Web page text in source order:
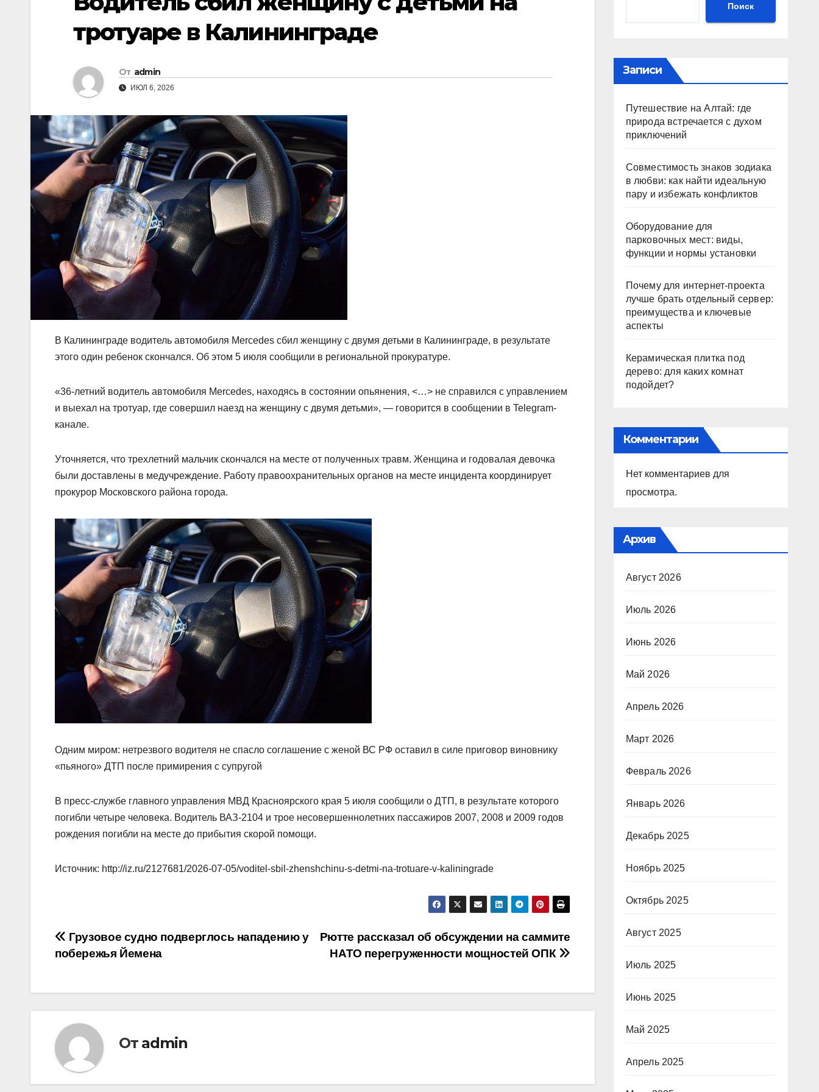
тротуаре в Калининграде
От admin
ИЮЛ 6, 2026
В Калининграде водитель автомобиля Mercedes сбил женщину с двумя детьми в Калининграде, в результате
этого один ребенок скончался. Об этом 5 июля сообщили в региональной прокуратуре.
«36-летний водитель автомобиля Mercedes, находясь в состоянии опьянения, <…> не справился с управлением
и выехал на тротуар, где совершил наезд на женщину с двумя детьми», — говорится в сообщении в Telegram-
канале.
Уточняется, что трехлетний мальчик скончался на месте от полученных травм. Женщина и годовалая девочка
были доставлены в медучреждение. Работу правоохранительных органов на месте инцидента координирует
прокурор Московского района города.
Одним миром: нетрезвого водителя не спасло соглашение с женой ВС РФ оставил в силе приговор виновнику
«пьяного» ДТП после примирения с супругой
В пресс-службе главного управления МВД Красноярского края 5 июля сообщили о ДТП, в результате которого
погибли четыре человека. Водитель ВАЗ-2104 и трое несовершеннолетних пассажиров 2007, 2008 и 2009 годов
рождения погибли на месте до прибытия скорой помощи.
Источник: http://iz.ru/2127681/2026-07-05/voditel-sbil-zhenshchinu-s-detmi-na-trotuare-v-kaliningrade
Навигация
записям
Рютте рассказал об обсуждении на саммите
НАТО перегруженности мощностей ОПК
Грузовое судно подверглось нападению у
побережья Йемена
От admin
Поиск
Записи
Путешествие на Алтай: где
природа встречается с духом
приключений
Совместимость знаков зодиака
в любви: как найти идеальную
пару и избежать конфликтов
Оборудование для
парковочных мест: виды,
функции и нормы установки
Почему для интернет-проекта
лучше брать отдельный сервер:
преимущества и ключевые
аспекты
Керамическая плитка под
дерево: для каких комнат
подойдет?
Комментарии
Нет комментариев для
просмотра.
Архив
Август 2026
Июль 2026
Июнь 2026
Май 2026
Апрель 2026
Март 2026
Февраль 2026
Январь 2026
Декабрь 2025
Ноябрь 2025
Октябрь 2025
Август 2025
Июль 2025
Июнь 2025
Май 2025
Апрель 2025